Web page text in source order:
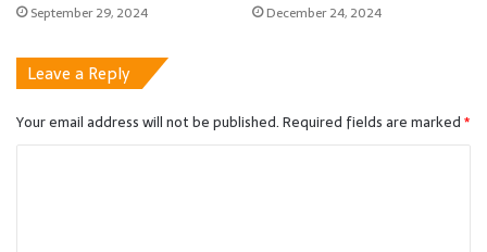
September 29, 2024 December 24, 2024
Leave a Reply
Your email address will not be published.Required fields are marked*